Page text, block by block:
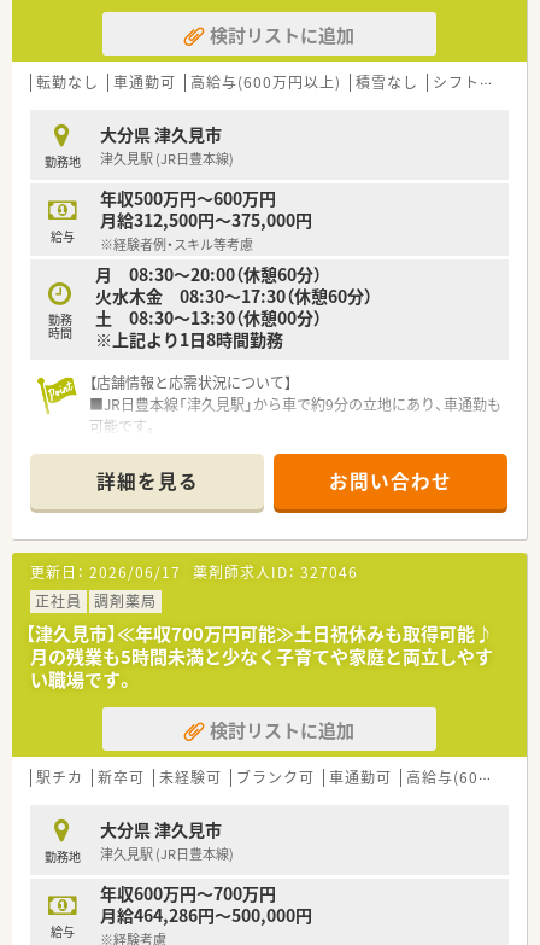
■リウマチ科・内科をメインに応需している薬局です。
■18時までの就業・残業務少なめの職場なのでプライベートと
の両立図れます。
■最寄駅よりお車で7分ほどのアクセスです。お車での通勤が便
■弊社からの紹介実績もあるため、安心です。
＜休暇制度・福利厚生も充実です＞
■正社員であれば有給は入社時から付与。勤務年数に応じて最
大20日付与がございます。
■連続休暇制度、メモリアル休暇、サポート休暇、ボランティア
休暇などワークライフバランスを推奨されています。年間休日
は約124日ございます。
■子育て支援も充実しており男女問わず子育てをしながら働く
方をサポートする様々な制度が整っています。
育休はお子さんが3歳になるまで取得でき、時短勤務は小学校1
＜研修制度・スキルアップ体制もばっちり＞
■独自の研修システムを活用し効率的かつ効果的なスキルアッ
その他、カフェテリア研修や社内学術大会などその方が目指す社
会人像に合わせた学ぶ環境が充実しています。
■将来は専門薬剤師として活躍される方、またはマネージャーと
しての店舗運営に携わる方など、自身の志向に合わせたキャリア
が描けます。
また希望者は人事、教育、経営コンサル等に携わることも可能で
す。
＜こんな方にもおすすめ＞
■しっかりとした教育体制のもとで薬剤師としてのスキルを磨
きたい方
■ライフスタイルに合わせて長くご勤務していきたい方
■残業少なめでプライベートとの両立が出来る職場を希望され
る方
検討リストに追加
転勤なし 車通勤可 高給与(600万円以上) 積雪なし シフト制
勤務地
大分県 津久見市
津久見駅 (JR日豊本線)
給与
年収500万円～600万円
月給312,500円～375,000円
※経験者例・スキル等考慮
勤務
時間
月 08:30～20:00（休憩60分）
火水木金 08:30～17:30（休憩60分）
土 08:30～13:30（休憩00分）
※上記より1日8時間勤務
【店舗情報と応需状況について】
■JR日豊本線「津久見駅」から車で約9分の立地にあり、車通勤も
可能です。
日の処方箋枚数は平均75枚です。
■薬剤師は常勤2名、非常勤1名が在籍し、事務スタッフも4名と
手厚い体制です。（2025年10月時点）
【募集背景と求める人物像について】
■大分エリアは採用が難しく、地域医療体制を維持・強化するた
めに急ぎ増員募集を行っております。
■何よりも協調性を重視しており、周囲のスタッフと協力して業
務に取り組める方を求めています。
■スキルや経験以上に、謙虚な姿勢で物事を吸収できる「奢らな
い性格」の方を歓迎します。
【勤務実態について】
■残業代は1分単位で計算して全額支給されるため、サービス残
業は一切ありません。
いるため気兼ねなく取得可能です。
■週40時間のシフト制勤務を採用し、早出や遅出を設けること
で残業時間の削減にも努めています。
【職場環境と雰囲気】
■離職率が非常に低く、10年以上の長期勤続者も多いため、安心
詳細を見る お問い合わせ
更新日： 2026/06/17 薬剤師求人ID： 327046
正社員
調剤薬局
【津久見市】≪年収700万円可能≫土日祝休みも取得可能♪
月の残業も5時間未満と少なく子育てや家庭と両立しやす
い職場です。
検討リストに追加
駅チカ 新卒可 未経験可 ブランク可 車通勤可 高給与(600万円以上)
勤務地
大分県 津久見市
津久見駅 (JR日豊本線)
給与
年収600万円～700万円
月給464,286円～500,000円
※経験考慮